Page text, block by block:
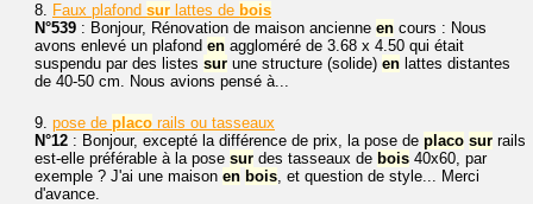
8. Faux plafond sur lattes de bois
N°539 : Bonjour, Rénovation de maison ancienne en cours : Nous
avons enlevé un plafond en aggloméré de 3.68 x 4.50 qui était
suspendu par des listes sur une structure (solide) en lattes distantes
de 40-50 cm. Nous avions pensé à...
9. pose de placo rails ou tasseaux
N°12 : Bonjour, excepté la différence de prix, la pose de placo sur rails
est-elle préférable à la pose sur des tasseaux de bois 40x60, par
exemple ? J'ai une maison en bois, et question de style... Merci
d'avance.